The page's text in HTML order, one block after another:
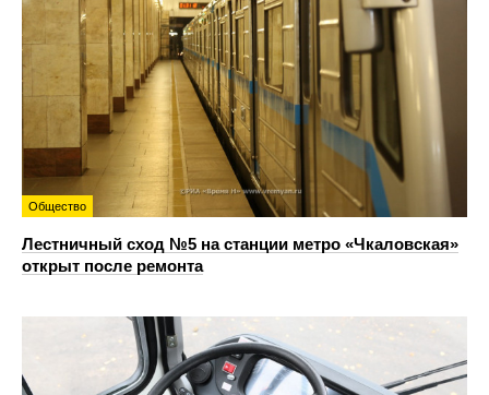
Общество
Лестничный сход №5 на станции метро «Чкаловская»
открыт после ремонта